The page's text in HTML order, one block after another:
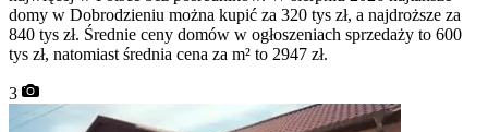
domy w Dobrodzieniu można kupić za 320 tys zł, a najdroższe za
840 tys zł. Średnie ceny domów w ogłoszeniach sprzedaży to 600
tys zł, natomiast średnia cena za m² to 2947 zł.
3